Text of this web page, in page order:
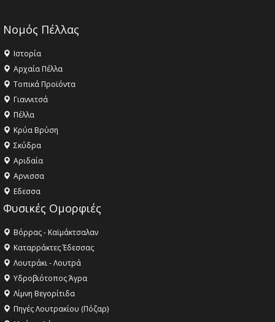
Νομός Πέλλας
Ιστορία
Αρχαία Πέλλα
Τοπικά Προϊόντα
Γιαννιτσά
Πέλλα
Κρύα Βρύση
Σκύδρα
Αριδαία
Aρνισσα
Eδεσσα
Φυσικές Ομορφιές
Βόρρας - Καϊμάκτσαλαν
Καταρράκτες Έδεσσας
Λουτράκι - Λουτρά
Υδροβιότοπος Άγρα
Λίμνη Βεγορίτιδα
Πηγές Λουτρακίου (Πόζαρ)